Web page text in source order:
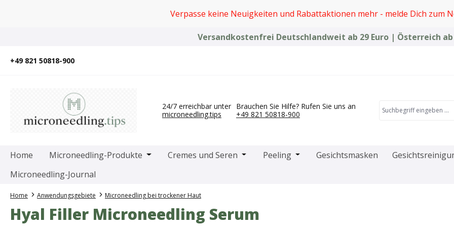
Verpasse keine Neuigkeiten und Rabattaktionen mehr - melde Dich zum
Versandkostenfrei Deutschlandweit ab 29 Euro | Österreich ab
+49 821 50818-900
24/7 erreichbar unter
microneedling.tips
Brauchen Sie Hilfe? Rufen Sie uns an
+49 821 50818-900
Home Microneedling-Produkte Öffne oder Schließe das Dropdown der Kategorie Microneedling-Produkte
Cremes und Seren Öffne oder Schließe das Dropdown der Kategorie
Peeling Öffne oder Schließe das Dropdown der
Gesichtsmasken
Microneedling-Journal
Home Anwendungsgebiete Microneedling bei trockener Haut
Hyal Filler Microneedling Serum